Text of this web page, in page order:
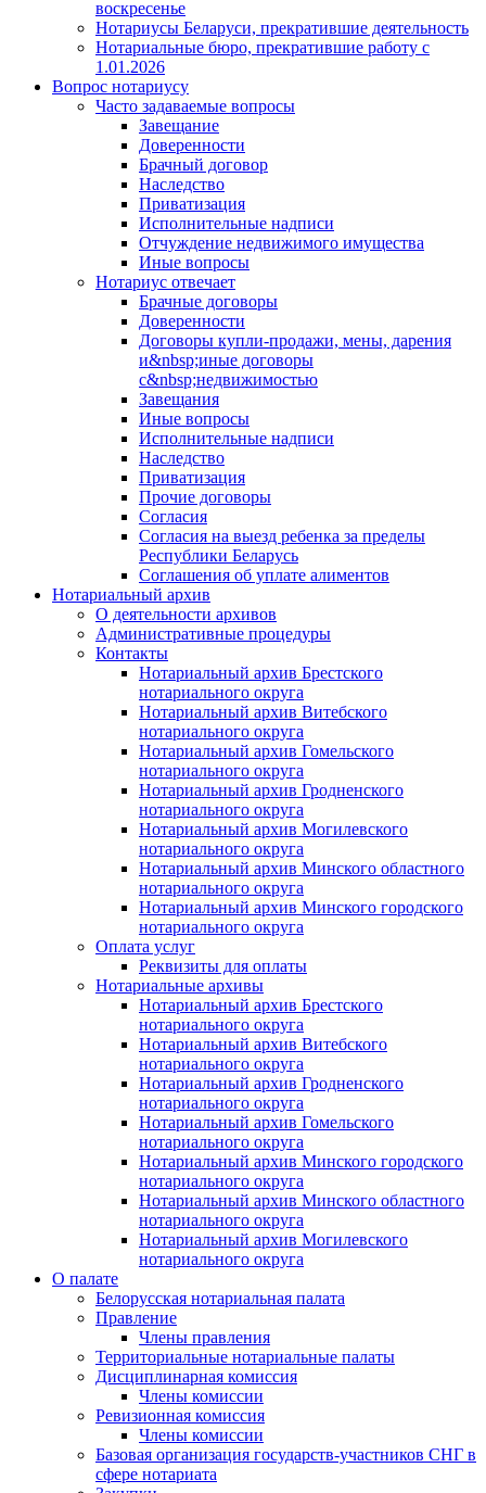
воскресенье
Нотариусы Беларуси, прекратившие деятельность
Нотариальные бюро, прекратившие работу с
1.01.2026
Вопрос нотариусу
Часто задаваемые вопросы
Завещание
Доверенности
Брачный договор
Наследство
Приватизация
Исполнительные надписи
Отчуждение недвижимого имущества
Иные вопросы
Нотариус отвечает
Брачные договоры
Доверенности
Договоры купли-продажи, мены, дарения
и&nbsp;иные договоры
с&nbsp;недвижимостью
Завещания
Иные вопросы
Исполнительные надписи
Наследство
Приватизация
Прочие договоры
Согласия
Согласия на выезд ребенка за пределы
Республики Беларусь
Соглашения об уплате алиментов
Нотариальный архив
О деятельности архивов
Административные процедуры
Контакты
Нотариальный архив Брестского
нотариального округа
Нотариальный архив Витебского
нотариального округа
Нотариальный архив Гомельского
нотариального округа
Нотариальный архив Гродненского
нотариального округа
Нотариальный архив Могилевского
нотариального округа
Нотариальный архив Минского областного
нотариального округа
Нотариальный архив Минского городского
нотариального округа
Оплата услуг
Реквизиты для оплаты
Нотариальные архивы
Нотариальный архив Брестского
нотариального округа
Нотариальный архив Витебского
нотариального округа
Нотариальный архив Гродненского
нотариального округа
Нотариальный архив Гомельского
нотариального округа
Нотариальный архив Минского городского
нотариального округа
Нотариальный архив Минского областного
нотариального округа
Нотариальный архив Могилевского
нотариального округа
О палате
Белорусская нотариальная палата
Правление
Члены правления
Территориальные нотариальные палаты
Дисциплинарная комиссия
Члены комиссии
Ревизионная комиссия
Члены комиссии
Базовая организация государств-участников СНГ в
сфере нотариата